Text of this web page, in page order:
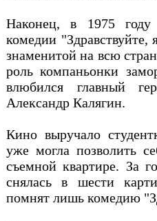
Наконец, в 1975 году
комедии "Здравствуйте,
знаменитой на всю
роль компаньонки
влюбился главный
Александр Калягин.
Кино выручало
уже могла позволить
съемной квартире. За
снялась в шести
помнят лишь комедию